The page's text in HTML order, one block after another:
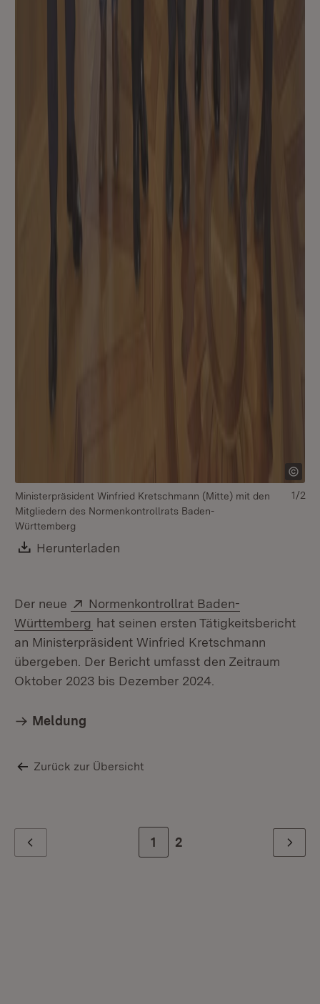
Ministerpräsident Winfried Kretschmann (Mitte) mit den
Mitgliedern des Normenkontrollrats Baden-
Württemberg
Download:
Herunterladen
1/2
Der neue Extern:
Normenkontrollrat Baden-
Württemberg (Öffnet in neuem Fenster)
hat seinen ersten Tätigkeitsbericht
an Ministerpräsident Winfried Kretschmann
übergeben. Der Bericht umfasst den Zeitraum
Oktober 2023 bis Dezember 2024.
Meldung
Zurück zur Übersicht
Zur Seite
1 Zur letzten Seite
2 Weiter